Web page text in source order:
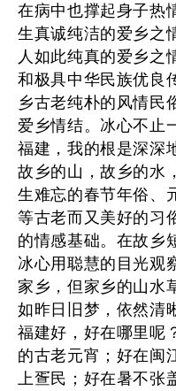
在病中也撑起身子热
生真诚纯洁的爱乡之
人如此纯真的爱乡之
和极具中华民族优良
乡古老纯朴的风情民
爱乡情结。冰心不止
福建，我的根是深深
故乡的山，故乡的水
生难忘的春节年俗、
等古老而又美好的习
的情感基础。在故乡
冰心用聪慧的目光观
家乡，但家乡的山水
如昨日旧梦，依然清
福建好，好在哪里呢
的古老元宵；好在闽
上疍民；好在暑不